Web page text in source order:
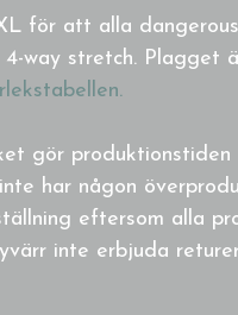
för att alla
way stretch. Plagget
gör
har någon
eftersom alla
inte erbjuda